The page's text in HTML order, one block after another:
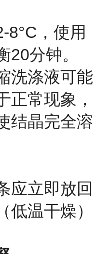
8°C，使用
20分钟。
洗涤液可能
正常现象，
结晶完全溶
应立即放回
低温干燥）